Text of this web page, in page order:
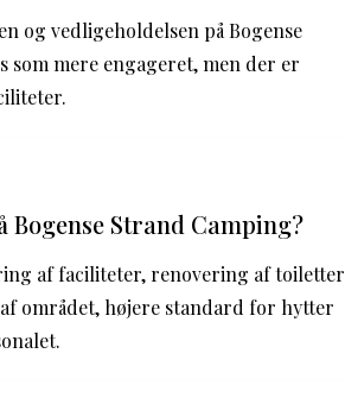
vedligeholdelsen på Bogense
som mere engageret, men der er
Strand Camping?
af faciliteter, renovering af toiletter
området, højere standard for hytter